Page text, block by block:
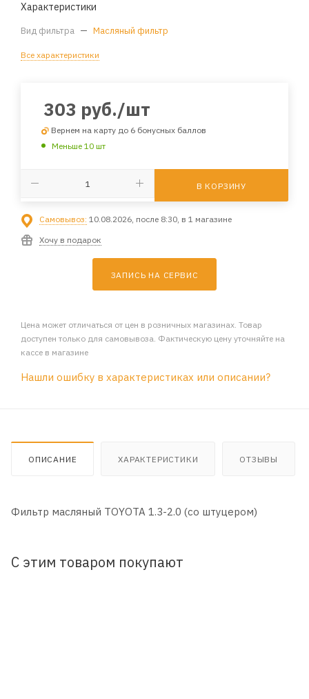
Характеристики
Вид фильтра — Масляный фильтр
Все характеристики
303 руб./шт
Вернем на карту до 6 бонусных баллов
Меньше 10 шт
В КОРЗИНУ
Самовывоз: 10.08.2026, после 8:30, в 1 магазине
Хочу в подарок
ЗАПИСЬ НА СЕРВИС
Цена может отличаться от цен в розничных магазинах. Товар
доступен только для самовывоза. Фактическую цену уточняйте на
кассе в магазине
Нашли ошибку в характеристиках или описании?
ОПИСАНИЕ ХАРАКТЕРИСТИКИ ОТЗЫВЫ
Фильтр масляный TOYOTA 1.3-2.0 (со штуцером)
С этим товаром покупают